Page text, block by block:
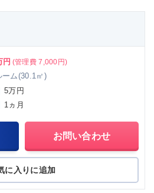
円 (管理費 7,000円)
ーム(30.1㎡)
5万円
1ヵ月
お問い合わせ
に入りに追加